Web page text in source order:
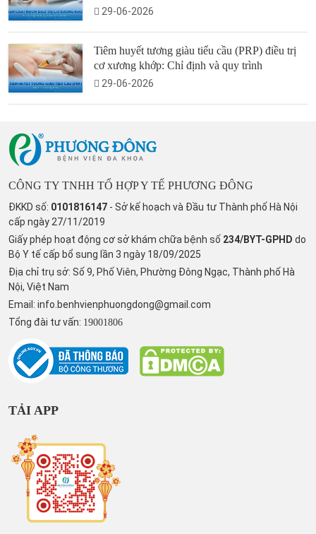
29-06-2026
Tiêm huyết tương giàu tiểu cầu (PRP) điều trị
cơ xương khớp: Chỉ định và quy trình
29-06-2026
CÔNG TY TNHH TỔ HỢP Y TẾ PHƯƠNG ĐÔNG
ĐKKD số: 0101816147 - Sở kế hoạch và Đầu tư Thành phố Hà Nội
cấp ngày 27/11/2019
Giấy phép hoạt động cơ sở khám chữa bệnh số 234/BYT-GPHD do
Bộ Y tế cấp bổ sung lần 3 ngày 18/09/2025
Địa chỉ trụ sở: Số 9, Phố Viên, Phường Đông Ngạc, Thành phố Hà
Nội, Việt Nam
Email: info.benhvienphuongdong@gmail.com
Tổng đài tư vấn: 19001806
TẢI APP